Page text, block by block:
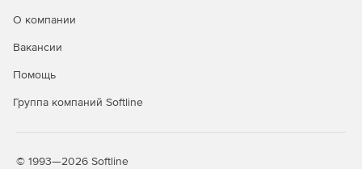
О компании
Вакансии
Помощь
Группа компаний Softline
© 1993—2026 Softline